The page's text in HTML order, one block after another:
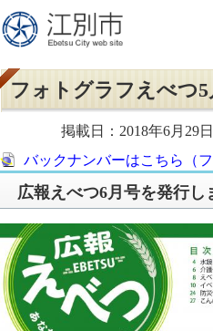
フォトグラフえべつ5
掲載日：2018年6月29
バックナンバーはこちら（
広報えべつ6月号を発行し